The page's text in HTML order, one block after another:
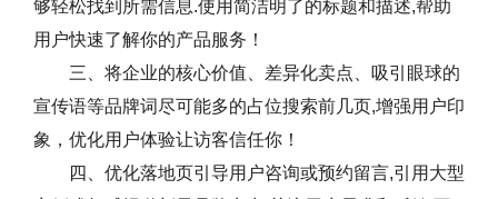
够轻松找到所需信息.使用简洁明了的标题和描述,帮助
用户快速了解你的产品服务！
三、将企业的核心价值、差异化卖点、吸引眼球的
宣传语等品牌词尽可能多的占位搜索前几页,增强用户印
象，优化用户体验让访客信任你！
四、优化落地页引导用户咨询或预约留言,引用大型